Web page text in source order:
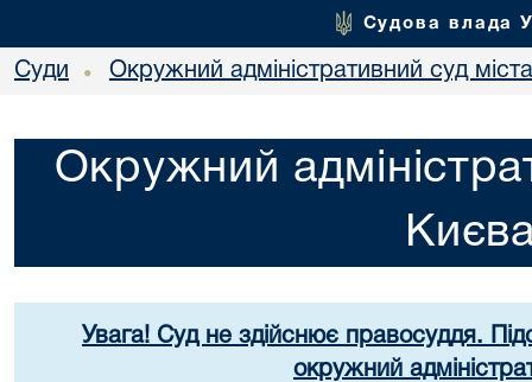
Судова влада
Суди • Окружний адміністративний суд
Окружний
Увага! Суд не здійснює правосуддя.
окружний